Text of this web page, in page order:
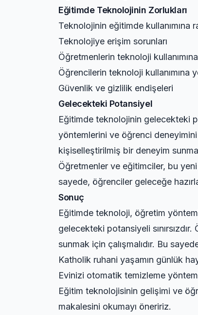
Eğitimde Teknolojinin Zorlukları
Teknolojinin eğitimde kullanımına
Teknolojiye erişim sorunları
Öğretmenlerin teknoloji
Öğrencilerin teknoloji kullanımına
Güvenlik ve gizlilik endişeleri
Gelecekteki Potansiyel
Eğitimde teknolojinin gelecekteki
yöntemlerini ve öğrenci
kişiselleştirilmiş bir deneyim
Öğretmenler ve eğitimciler, bu
sayede, öğrenciler geleceğe
Sonuç
Eğitimde teknoloji, öğretim
gelecekteki potansiyeli
sunmak için çalışmalıdır. Bu
Katholik ruhani yaşamın günlük
Evinizi otomatik temizleme
Eğitim teknolojisinin gelişimi ve
makalesini okumayı öneririz.